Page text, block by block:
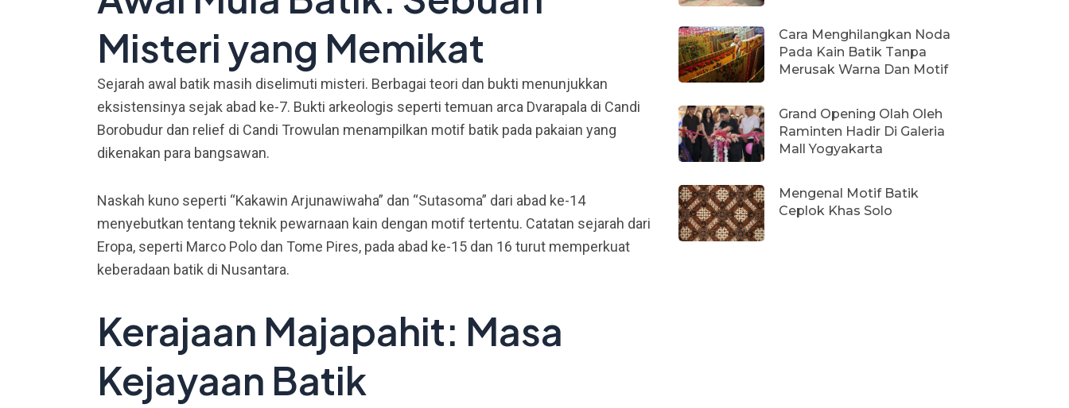
Misteri yang Memikat
Sejarah awal batik masih diselimuti misteri. Berbagai teori dan bukti menunjukkan
eksistensinya sejak abad ke-7. Bukti arkeologis seperti temuan arca Dvarapala di Candi
Borobudur dan relief di Candi Trowulan menampilkan motif batik pada pakaian yang
dikenakan para bangsawan.
Naskah kuno seperti “Kakawin Arjunawiwaha” dan “Sutasoma” dari abad ke-14
menyebutkan tentang teknik pewarnaan kain dengan motif tertentu. Catatan sejarah dari
Eropa, seperti Marco Polo dan Tome Pires, pada abad ke-15 dan 16 turut memperkuat
keberadaan batik di Nusantara.
Kerajaan Majapahit: Masa
Kejayaan Batik
Cara Menghilangkan Noda
Pada Kain Batik Tanpa
Merusak Warna Dan Motif
Grand Opening Olah Oleh
Raminten Hadir Di Galeria
Mall Yogyakarta
Mengenal Motif Batik
Ceplok Khas Solo